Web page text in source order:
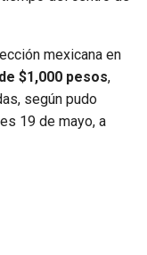
mexicana en
$1,000 pesos,
según pudo
19 de mayo, a